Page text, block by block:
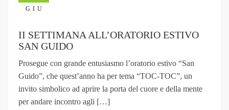
GIU
II SETTIMANA ALL’ORATORIO ESTIVO
SAN GUIDO
Prosegue con grande entusiasmo l’oratorio estivo “San
Guido”, che quest’anno ha per tema “TOC-TOC”, un
invito simbolico ad aprire la porta del cuore e della mente
per andare incontro agli […]